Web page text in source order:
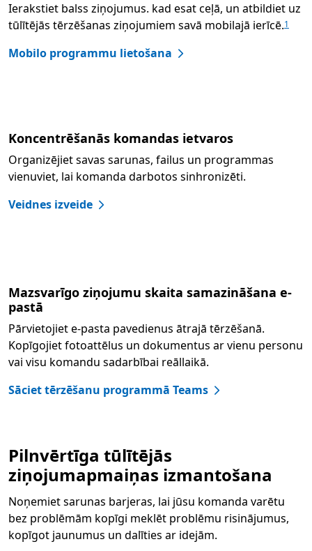
Ierakstiet balss ziņojumus. kad esat ceļā, un atbildiet uz
tūlītējās tērzēšanas ziņojumiem savā mobilajā ierīcē.1
Mobilo programmu lietošana
Koncentrēšanās komandas ietvaros
Organizējiet savas sarunas, failus un programmas
vienuviet, lai komanda darbotos sinhronizēti.
Veidnes izveide
Mazsvarīgo ziņojumu skaita samazināšana e-
pastā
Pārvietojiet e-pasta pavedienus ātrajā tērzēšanā.
Kopīgojiet fotoattēlus un dokumentus ar vienu personu
vai visu komandu sadarbībai reāllaikā.
Sāciet tērzēšanu programmā Teams
Pilnvērtīga tūlītējās
ziņojumapmaiņas izmantošana
Noņemiet sarunas barjeras, lai jūsu komanda varētu
bez problēmām kopīgi meklēt problēmu risinājumus,
kopīgot jaunumus un dalīties ar idejām.